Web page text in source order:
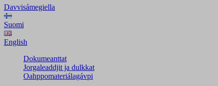
Davvisámegiella
Suomi
English
Dokumeanttat
Jorgaleaddjit ja dulkkat
Oahppomateriálagávpi